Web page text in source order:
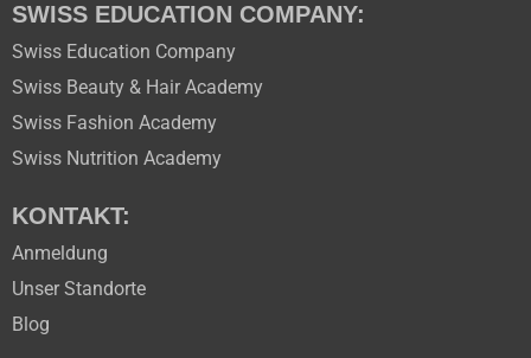
SWISS EDUCATION COMPANY:
Swiss Education Company
Swiss Beauty & Hair Academy
Swiss Fashion Academy
Swiss Nutrition Academy
KONTAKT:
Anmeldung
Unser Standorte
Blog